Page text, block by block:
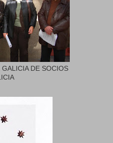
DE SOCIOS